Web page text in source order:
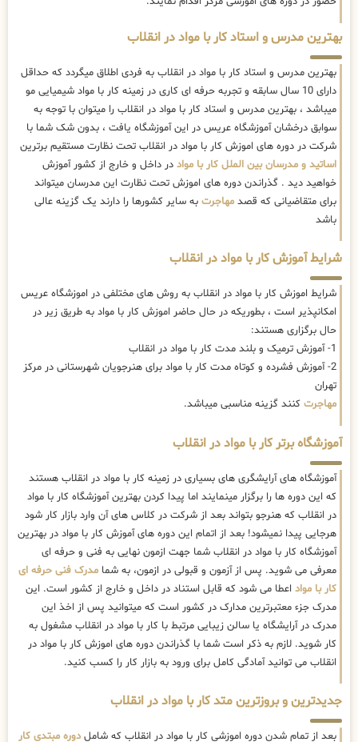
بهترین مدرس و استاد کار با مواد در انقلاب
بهترین مدرس و استاد کار با مواد در انقلاب به فردی اطلاق میگردد که حداقل
دارای 10 سال سابقه و تجربه حرفه ای کاری در زمینه کار با مواد شیمیایی مو
میباشد ، بهترین مدرس و استاد کار با مواد در انقلاب را میتوان با توجه به
سوابق درخشان آموزشگاه عریس در این آموزشگاه یافت ، بدون شک شما با
شرکت در دوره های اموزش کار با مواد در انقلاب تحت نظارت مستقیم برترین
اساتید و مدرسان بین الملل کار با مواد در داخل و خارج از کشور آموزش
خواهید دید . گذراندن دوره های اموزش تحت نظارت این مدرسان میتواند
برای متقاضیانی که قصد مهاجرت به سایر کشورها را دارند یک گزینه عالی
باشد
شرایط آموزش کار با مواد در انقلاب
شرایط اموزش کار با مواد در انقلاب به روش های مختلفی در اموزشگاه عریس
امکانپذیر است ، بطوریکه در حال حاضر اموزش کار با مواد به طریق زیر در
حال برگزاری هستند:
1- آموزش ترمیک و بلند مدت کار با مواد در انقلاب
2- آموزش فشرده و کوتاه مدت کار با مواد برای هنرجویان شهرستانی در مرکز
تهران
مهاجرت کنند گزینه مناسبی میباشد.
آموزشگاه برتر کار با مواد در انقلاب
آموزشگاه های آرایشگری های بسیاری در زمینه کار با مواد در انقلاب هستند
که این دوره ها را برگزار مینمایند اما پیدا کردن بهترین آموزشگاه کار با مواد
در انقلاب که هنرجو بتواند بعد از شرکت در کلاس های آن وارد بازار کار شود
هرجایی پیدا نمیشود! بعد از اتمام این دوره های آموزش کار با مواد در بهترین
آموزشگاه کار با مواد در انقلاب شما جهت ازمون نهایی به فنی و حرفه ای
معرفی می شوید. پس از آزمون و قبولی در ازمون، به شما مدرک فنی حرفه ای
کار با مواد اعطا می شود که قابل استناد در داخل و خارج از کشور است. این
مدرک جزء معتبرترین مدارک در کشور است که میتوانید پس از اخذ این
مدرک در آرایشگاه یا سالن زیبایی مرتبط با کار با مواد در انقلاب مشغول به
کار شوید. لازم به ذکر است شما با گذراندن دوره های اموزش کار با مواد در
انقلاب می توانید آمادگی کامل برای ورود به بازار کار را کسب کنید.
جدیدترین و بروزترین متد کار با مواد در انقلاب
بعد از تمام شدن دوره اموزشی کار با مواد در انقلاب که شاملدوره مبتدی کار